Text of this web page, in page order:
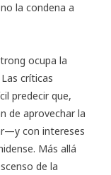
la condena a
ocupa la
críticas
predecir que,
de aprovechar la
con intereses
Más allá
de la